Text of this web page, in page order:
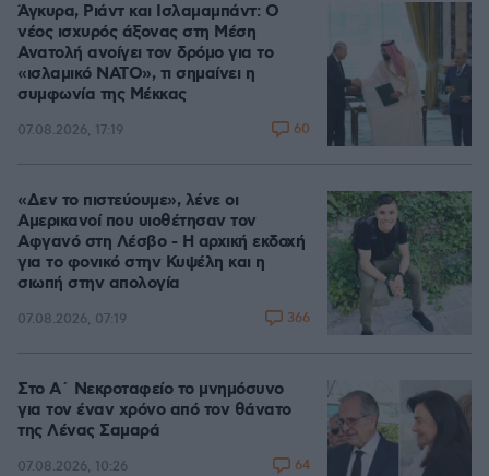
Άγκυρα, Ριάντ και Ισλαμαμπάντ: Ο
νέος ισχυρός άξονας στη Μέση
Ανατολή ανοίγει τον δρόμο για το
«ισλαμικό ΝΑΤΟ», τι σημαίνει η
συμφωνία της Μέκκας
07.08.2026, 17:19 60
«Δεν το πιστεύουμε», λένε οι
Αμερικανοί που υιοθέτησαν τον
Αφγανό στη Λέσβο - Η αρχική εκδοχή
για το φονικό στην Κυψέλη και η
σιωπή στην απολογία
07.08.2026, 07:19 366
Στο Α΄ Νεκροταφείο το μνημόσυνο
για τον έναν χρόνο από τον θάνατο
της Λένας Σαμαρά
07.08.2026, 10:26 64